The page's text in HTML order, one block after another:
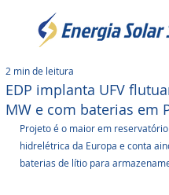
EDP implanta UFV
MW e com baterias em
2 min de leitura
Projeto é o maior em
hidrelétrica da Europa e conta
baterias de lítio para